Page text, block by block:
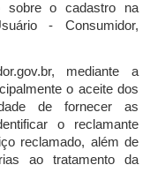
sobre o cadastro na
- Consumidor,
mediante a
o aceite dos
de fornecer as
o reclamante
reclamado, além de
ao tratamento da